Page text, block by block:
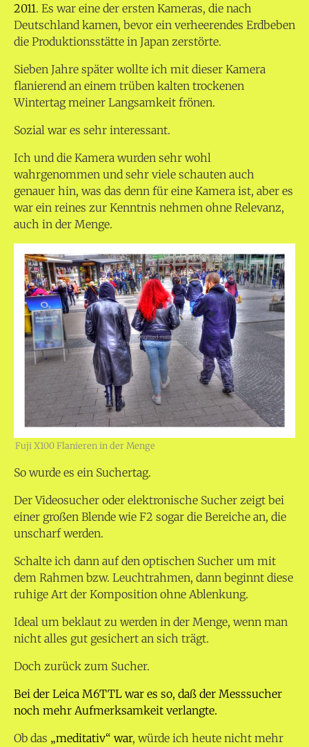
2011. Es war eine der ersten Kameras, die nach
Deutschland kamen, bevor ein verheerendes Erdbeben
die Produktionsstätte in Japan zerstörte.
Sieben Jahre später wollte ich mit dieser Kamera
flanierend an einem trüben kalten trockenen
Wintertag meiner Langsamkeit frönen.
Sozial war es sehr interessant.
Ich und die Kamera wurden sehr wohl
wahrgenommen und sehr viele schauten auch
genauer hin, was das denn für eine Kamera ist, aber es
war ein reines zur Kenntnis nehmen ohne Relevanz,
auch in der Menge.
Fuji X100 Flanieren in der Menge
So wurde es ein Suchertag.
Der Videosucher oder elektronische Sucher zeigt bei
einer großen Blende wie F2 sogar die Bereiche an, die
unscharf werden.
Schalte ich dann auf den optischen Sucher um mit
dem Rahmen bzw. Leuchtrahmen, dann beginnt diese
ruhige Art der Komposition ohne Ablenkung.
Ideal um beklaut zu werden in der Menge, wenn man
nicht alles gut gesichert an sich trägt.
Doch zurück zum Sucher.
Bei der Leica M6TTL war es so, daß der Messsucher
noch mehr Aufmerksamkeit verlangte.
Ob das „meditativ“ war, würde ich heute nicht mehr